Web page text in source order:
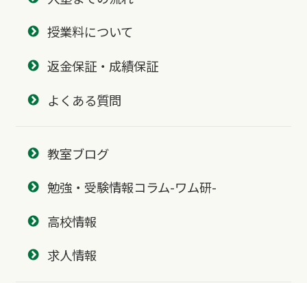
授業料について
返金保証・成績保証
よくある質問
教室ブログ
勉強・受験情報コラム-ワム研-
高校情報
求人情報